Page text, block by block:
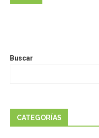
Buscar
CATEGORÍAS